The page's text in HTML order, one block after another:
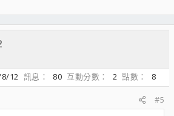
12 訊息 80 互動分數 2 點數
8
#5